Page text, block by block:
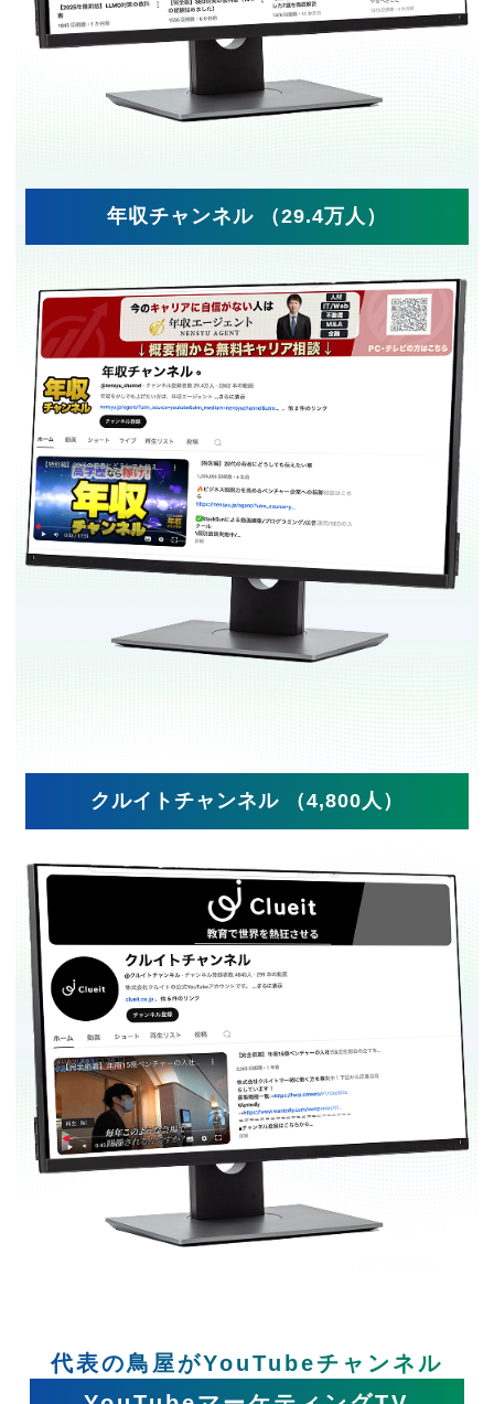
年収チャンネル （29.4万人）
クルイトチャンネル （4,800人）
代表の鳥屋がYouTubeチャンネル